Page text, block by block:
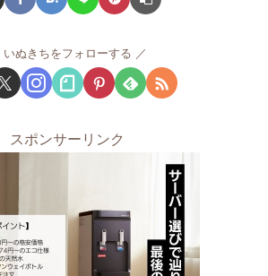
いぬきちをフォローする
スポンサーリンク